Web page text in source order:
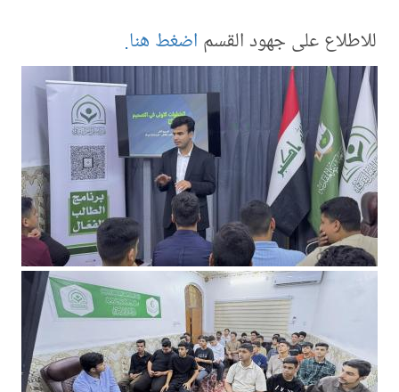
للاطلاع على جهود القسم اضغط هنا.